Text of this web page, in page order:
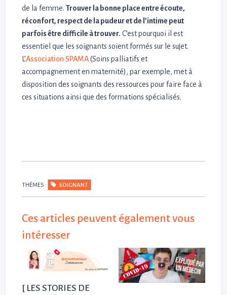
de la femme. Trouver la bonne place entre écoute,
réconfort, respect de la pudeur et de l’intime peut
parfois être difficile à trouver. C’est pourquoi il est
essentiel que les soignants soient formés sur le sujet.
L’Association SPAMA(Soins palliatifs et
accompagnement en maternité), par exemple, met à
disposition des soignants des ressources pour faire face à
ces situations ainsi que des formations spécialisés.
THÈMES : SOIGNANT
Ces articles peuvent également vous
intéresser
[ LES STORIES DE